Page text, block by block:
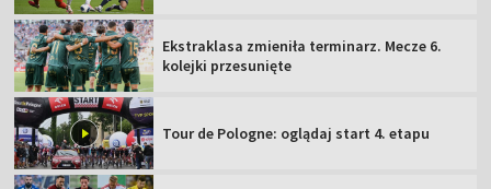
Ekstraklasa zmieniła terminarz. Mecze 6.
kolejki przesunięte
Tour de Pologne: oglądaj start 4. etapu